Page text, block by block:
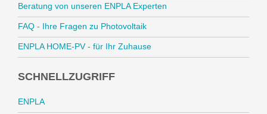
Beratung von unseren ENPLA Experten
FAQ - Ihre Fragen zu Photovoltaik
ENPLA HOME-PV - für Ihr Zuhause
SCHNELLZUGRIFF
ENPLA